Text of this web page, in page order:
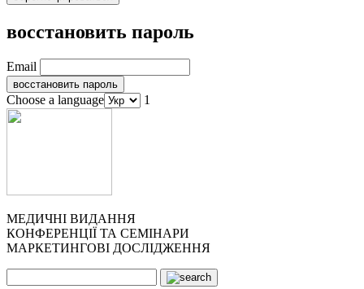
восстановить пароль
Email
Choose a language 1
МЕДИЧНІ ВИДАННЯ
КОНФЕРЕНЦІЇ ТА СЕМІНАРИ
МАРКЕТИНГОВІ ДОСЛІДЖЕННЯ